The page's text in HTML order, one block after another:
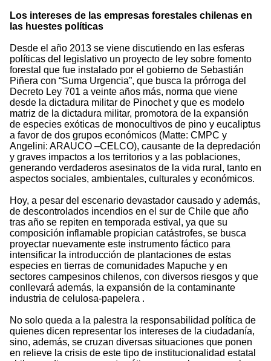
Los intereses de las empresas forestales chilenas en
las huestes políticas
Desde el año 2013 se viene discutiendo en las esferas
políticas del legislativo un proyecto de ley sobre fomento
forestal que fue instalado por el gobierno de Sebastián
Piñera con “Suma Urgencia”, que busca la prórroga del
Decreto Ley 701 a veinte años más, norma que viene
desde la dictadura militar de Pinochet y que es modelo
matriz de la dictadura militar, promotora de la expansión
de especies exóticas de monocultivos de pino y eucaliptus
a favor de dos grupos económicos (Matte: CMPC y
Angelini: ARAUCO –CELCO), causante de la depredación
y graves impactos a los territorios y a las poblaciones,
generando verdaderos asesinatos de la vida rural, tanto en
aspectos sociales, ambientales, culturales y económicos.
Hoy, a pesar del escenario devastador causado y además,
de descontrolados incendios en el sur de Chile que año
tras año se repiten en temporada estival, ya que su
composición inflamable propician catástrofes, se busca
proyectar nuevamente este instrumento fáctico para
intensificar la introducción de plantaciones de estas
especies en tierras de comunidades Mapuche y en
sectores campesinos chilenos, con diversos riesgos y que
conllevará además, la expansión de la contaminante
industria de celulosa-papelera .
No solo queda a la palestra la responsabilidad política de
quienes dicen representar los intereses de la ciudadanía,
sino, además, se cruzan diversas situaciones que ponen
en relieve la crisis de este tipo de institucionalidad estatal